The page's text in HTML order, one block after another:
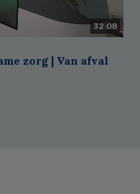
32:08
zorg | Van afval